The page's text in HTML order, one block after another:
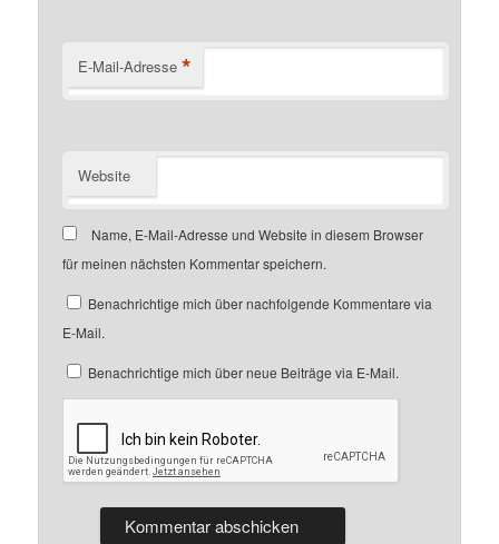
E-Mail-Adresse *
Website
Name, E-Mail-Adresse und Website in diesem Browser
für meinen nächsten Kommentar speichern.
Benachrichtige mich über nachfolgende Kommentare via
E-Mail.
Benachrichtige mich über neue Beiträge via E-Mail.